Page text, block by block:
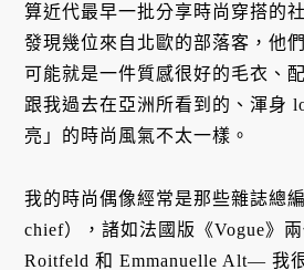
算近代最早一批分享時尚穿搭的
發現幾位來自北歐的部落客，他
可能就是一件質感很好的毛衣、
跟我過去在亞洲所看到的、渾身
亮」的時尚風氣不太一樣。
我的時尚偶像經常是那些雜誌總
chief），諸如法國版《Vogue》
Roitfeld 和 Emmanuelle Alt— 我